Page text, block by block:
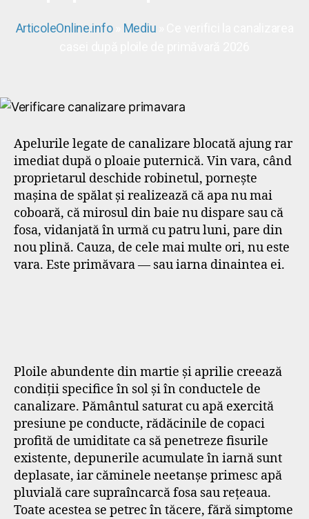
ArticoleOnline.info» Mediu
Apelurile legate de canalizare blocată ajung rar
imediat după o ploaie puternică. Vin vara, când
proprietarul deschide robinetul, pornește
mașina de spălat și realizează că apa nu mai
coboară, că mirosul din baie nu dispare sau că
fosa, vidanjată în urmă cu patru luni, pare din
nou plină. Cauza, de cele mai multe ori, nu este
vara. Este primăvara — sau iarna dinaintea ei.
Ploile abundente din martie și aprilie creează
condiții specifice în sol și în conductele de
canalizare. Pământul saturat cu apă exercită
presiune pe conducte, rădăcinile de copaci
profită de umiditate ca să penetreze fisurile
existente, depunerile acumulate în iarnă sunt
deplasate, iar căminele neetanșe primesc apă
pluvială care supraîncarcă fosa sau rețeaua.
Toate acestea se petrec în tăcere, fără simptome